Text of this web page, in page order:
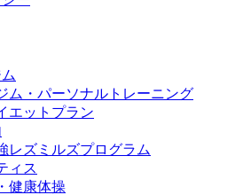
ム・パーソナルトレーニング
エットプラン
レズミルズプログラム
ィス
健康体操